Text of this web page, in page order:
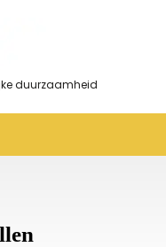
duurzaamheid